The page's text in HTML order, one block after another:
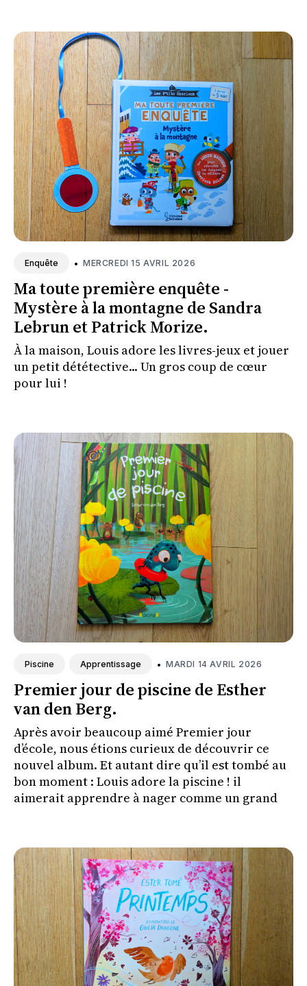
Enquête • MERCREDI 15 AVRIL 2026
Ma toute première enquête -
Mystère à la montagne de Sandra
Lebrun et Patrick Morize.
À la maison, Louis adore les livres-jeux et jouer
un petit dététective... Un gros coup de cœur
pour lui !
Piscine Apprentissage • MARDI 14 AVRIL 2026
Premier jour de piscine de Esther
van den Berg.
Après avoir beaucoup aimé Premier jour
d’école, nous étions curieux de découvrir ce
nouvel album. Et autant dire qu’il est tombé au
bon moment : Louis adore la piscine ! il
aimerait apprendre à nager comme un grand